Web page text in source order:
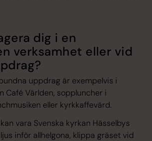
dig i en
verksamhet eller vid
uppdrag är exempelvis i
Café Världen, soppluncher i
eller kyrkkaffevärd.
kan vara Svenska kyrkan Hässelbys
inför allhelgona, klippa gräset vid